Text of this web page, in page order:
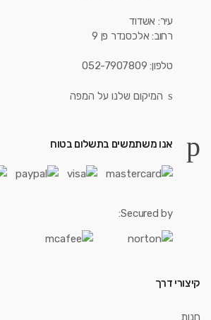
עיר: אשדוד
רחוב: אלכסנדר פן 9
טלפון: 052-7907809
המיקום שלנו על המפה
אנו משתמשים בתשלום בטוח
Secured by:
קיצורי דרך